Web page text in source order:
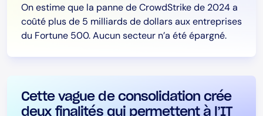
On estime que la panne de CrowdStrike de 2024 a
coûté plus de 5 milliards de dollars aux entreprises
du Fortune 500. Aucun secteur n’a été épargné.
Cette vague de consolidation crée
deux finalités qui permettent à l’IT